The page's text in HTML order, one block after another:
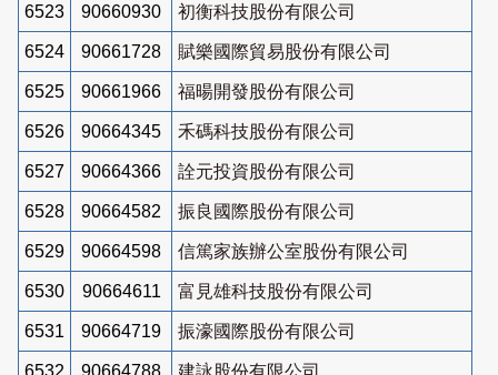
6523 90660930 初衡科技股份有限公司
6524 90661728 賦樂國際貿易股份有限公司
6525 90661966 福暘開發股份有限公司
6526 90664345 禾碼科技股份有限公司
6527 90664366 詮元投資股份有限公司
6528 90664582 振良國際股份有限公司
6529 90664598 信篤家族辦公室股份有限公司
6530 90664611 富見雄科技股份有限公司
6531 90664719 振濠國際股份有限公司
6532 90664788 建詠股份有限公司